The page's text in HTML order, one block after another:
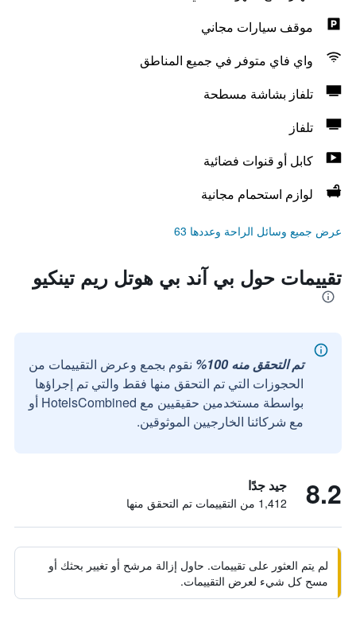
موقف سيارات مجاني
واي فاي متوفر في جميع المناطق
تلفاز بشاشة مسطحة
تلفاز
كابل أو قنوات فضائية
لوازم استحمام مجانية
عرض جميع وسائل الراحة وعددها 63
تقييمات حول بي آند بي هوتل ريم تينكيو
تم التحقق منه 100%
نقوم بجمع وعرض التقييمات من
الحجوزات التي تم التحقق منها فقط والتي تم إجراؤها
بواسطة مستخدمين حقيقيين مع HotelsCombined أو
مع شركائنا الخارجيين الموثوقين.
8.2 جيد جدًا
1,412 من التقييمات تم التحقق منها
لم يتم العثور على تقييمات. حاول إزالة مرشح أو تغيير بحثك أو
مسح كل شيء لعرض التقييمات.